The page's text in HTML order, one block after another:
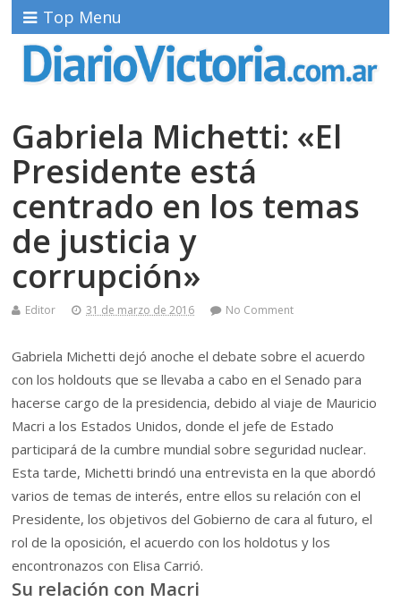
Top Menu
Gabriela Michetti: «El
Presidente está
centrado en los temas
de justicia y
corrupción»
Editor 31 de marzo de 2016 No Comment
Gabriela Michetti dejó anoche el debate sobre el acuerdo
con los holdouts que se llevaba a cabo en el Senado para
hacerse cargo de la presidencia, debido al viaje de Mauricio
Macri a los Estados Unidos, donde el jefe de Estado
participará de la cumbre mundial sobre seguridad nuclear.
Esta tarde, Michetti brindó una entrevista en la que abordó
varios de temas de interés, entre ellos su relación con el
Presidente, los objetivos del Gobierno de cara al futuro, el
rol de la oposición, el acuerdo con los holdotus y los
encontronazos con Elisa Carrió.
Su relación con Macri